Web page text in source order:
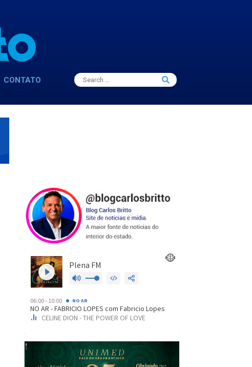
CONTATO
Search
for:
Search